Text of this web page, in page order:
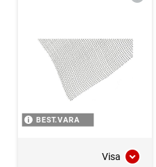
BEST.VARA
Visa